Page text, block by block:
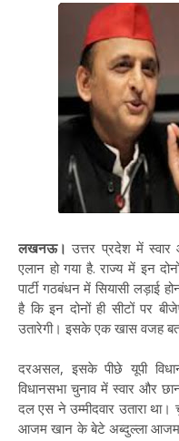
लखनऊ। उत्तर प्रदेश में स्वार
एलान हो गया है. राज्य में इन
पार्टी गठबंधन में सियासी लड़ाई
है कि इन दोनों ही सीटों पर
उतारेगी। इसके एक खास वजह
दरअसल, इसके पीछे यूपी
विधानसभा चुनाव में स्वार और
दल एस ने उम्मीदवार उतारा
आजम खान के बेटे अब्दुल्ला आजम